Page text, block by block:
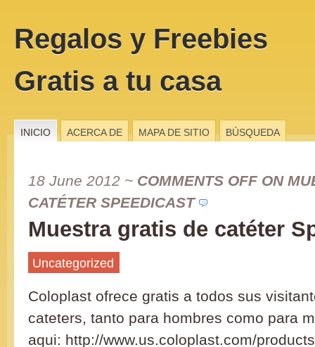
Regalos y Freebies
Gratis a tu casa
INICIO ACERCA DE MAPA DE SITIO BÚSQUEDA
18 June 2012 ~ COMMENTS OFFON
CATÉTER SPEEDICAST
Muestra gratis de catéter
Uncategorized
Coloplast ofrece gratis a todos sus
cateters, tanto para hombres como para
aqui: http://www.us.coloplast.com/